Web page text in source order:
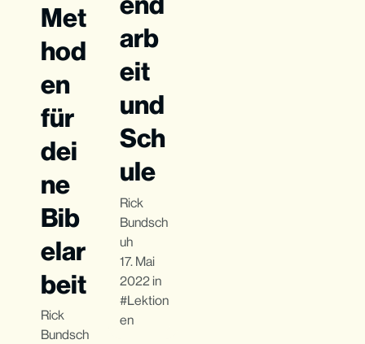
Met
hod
en
für
dei
ne
Bib
elar
beit
Rick
Bundsch
arb
eit
und
Sch
ule
Rick
Bundsch
uh
17. Mai
2022in
Lektion
en